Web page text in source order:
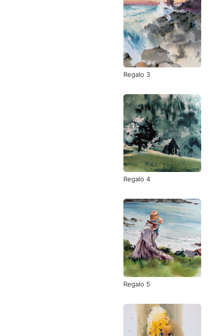
Regalo 3
Regalo 4
Regalo 5